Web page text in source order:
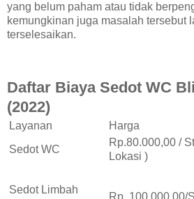
yang belum paham atau tidak
kemungkinan juga masalah tersebut
terselesaikan.
Daftar Biaya Sedot WC
(2022)
Layanan
Harga
Sedot WC
Rp.80.000,00 /
Lokasi )
Sedot Limbah
Rp. 100.000,00/